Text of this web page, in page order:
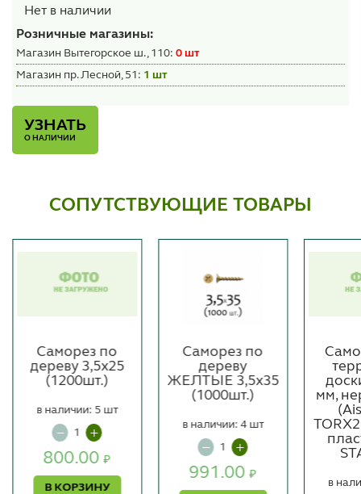
Нет в наличии
Розничные магазины:
Магазин Вытегорское ш., 110: 0 шт
Магазин пр. Лесной, 51: 1 шт
УЗНАТЬ
О НАЛИЧИИ
СОПУТСТВУЮЩИЕ ТОВАРЫ
Саморез по
дереву 3,5х25
(1200шт.)
800.00₽
В КОРЗИНУ
в наличии: 5 шт
Саморез по
дереву
ЖЕЛТЫЕ 3,5х35
(1000шт.)
991.00₽
в наличии: 4 шт
мм,
в